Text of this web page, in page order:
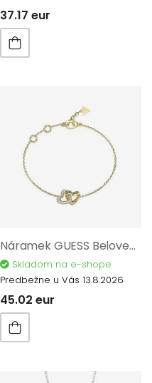
37.17 eur
Náramek GUESS Beloved JUBB06014JWYGS
Skladom na e-shope
Predbežne u Vás 13.8.2026
45.02 eur